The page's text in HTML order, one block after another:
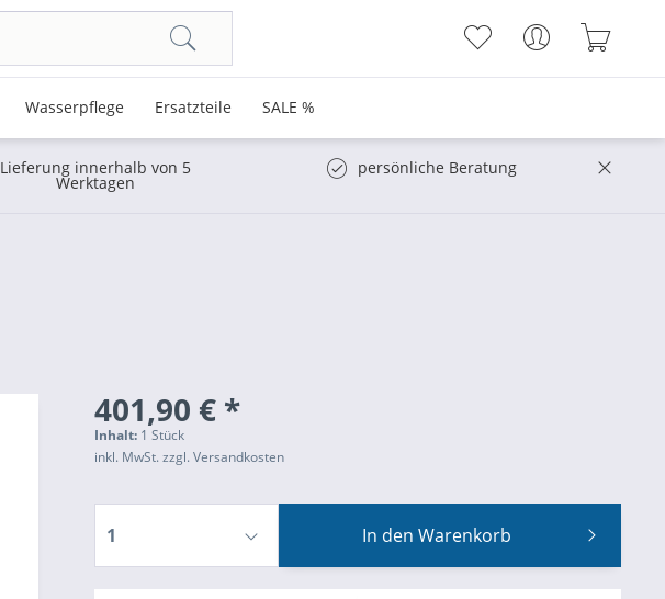
Wasserpflege Ersatzteile SALE %
Lieferung innerhalb von 5
Werktagen
persönliche Beratung
401,90 € *
Inhalt: 1 Stück
inkl. MwSt.zzgl. Versandkosten
In den Warenkorb